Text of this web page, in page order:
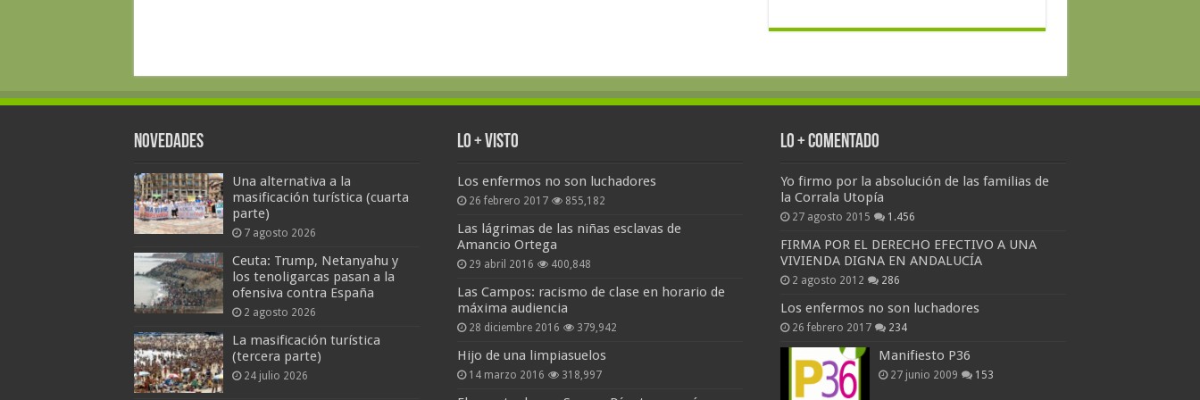
Novedades
Una alternativa a la
masificación turística (cuarta
parte)
7 agosto 2026
Ceuta: Trump, Netanyahu y
los tenoligarcas pasan a la
ofensiva contra España
2 agosto 2026
La masificación turística
(tercera parte)
24 julio 2026
Lo + Visto
Los enfermos no son luchadores
26 febrero 2017 855,182
Las lágrimas de las niñas esclavas de
Amancio Ortega
29 abril 2016 400,848
Las Campos: racismo de clase en horario de
máxima audiencia
28 diciembre 2016 379,942
Hijo de una limpiasuelos
14 marzo 2016 318,997
Lo + Comentado
Yo firmo por la absolución de las familias de
la Corrala Utopía
27 agosto 2015 1.456
FIRMA POR EL DERECHO EFECTIVO A UNA
VIVIENDA DIGNA EN ANDALUCÍA
2 agosto 2012 286
Los enfermos no son luchadores
26 febrero 2017 234
Manifiesto P36
27 junio 2009 153